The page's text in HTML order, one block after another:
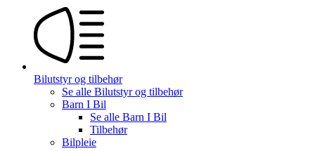
Bilutstyr og tilbehør
Se alle Bilutstyr og tilbehør
Barn I Bil
Se alle Barn I Bil
Tilbehør
Bilpleie